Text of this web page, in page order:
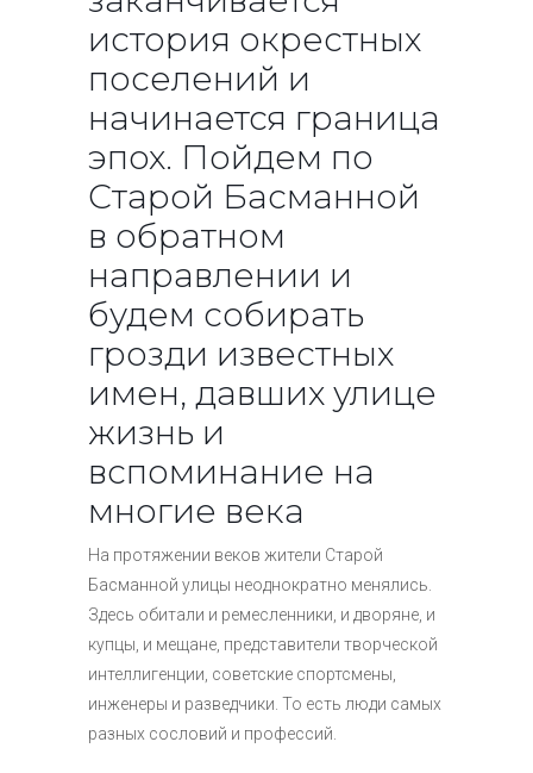
история окрестных
поселений и
начинается граница
эпох. Пойдем по
Старой Басманной
в обратном
направлении и
будем собирать
грозди известных
имен, давших улице
жизнь и
вспоминание на
многие века
На протяжении веков жители Старой
Басманной улицы неоднократно менялись.
Здесь обитали и ремесленники, и дворяне, и
купцы, и мещане, представители творческой
интеллигенции, советские спортсмены,
инженеры и разведчики. То есть люди самых
разных сословий и профессий.